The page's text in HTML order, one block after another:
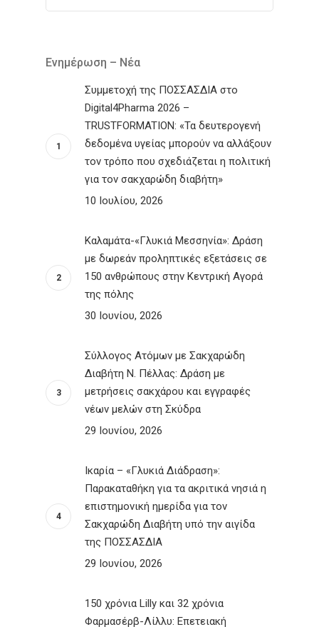
Ενημέρωση – Νέα
Συμμετοχή της ΠΟΣΣΑΣΔΙΑ στο
Digital4Pharma 2026 –
TRUSTFORMATION: «Τα δευτερογενή
δεδομένα υγείας μπορούν να αλλάξουν
τον τρόπο που σχεδιάζεται η πολιτική
για τον σακχαρώδη διαβήτη»
10 Ιουλίου, 2026
Καλαμάτα-«Γλυκιά Μεσσηνία»: Δράση
με δωρεάν προληπτικές εξετάσεις σε
150 ανθρώπους στην Κεντρική Αγορά
της πόλης
30 Ιουνίου, 2026
Σύλλογος Ατόμων με Σακχαρώδη
Διαβήτη Ν. Πέλλας: Δράση με
μετρήσεις σακχάρου και εγγραφές
νέων μελών στη Σκύδρα
29 Ιουνίου, 2026
Ικαρία – «Γλυκιά Διάδραση»:
Παρακαταθήκη για τα ακριτικά νησιά η
επιστημονική ημερίδα για τον
Σακχαρώδη Διαβήτη υπό την αιγίδα
της ΠΟΣΣΑΣΔΙΑ
29 Ιουνίου, 2026
150 χρόνια Lilly και 32 χρόνια
Φαρμασέρβ-Λίλλυ: Eπετειακή